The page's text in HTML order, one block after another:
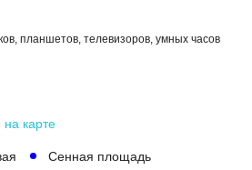
планшетов, телевизоров, умных часов
на карте
Сенная площадь